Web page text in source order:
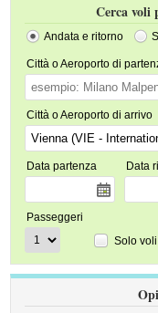
Cerca voli
Andata e ritorno
Città o Aeroporto di
Città o Aeroporto di arrivo
Data partenza Data
Passeggeri
Solo